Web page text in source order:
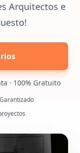
Arquitectos e
· 100% Gratuito